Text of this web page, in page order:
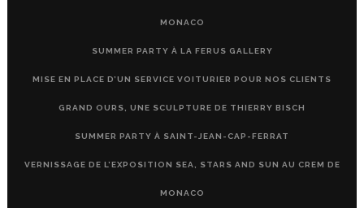
MONACO
SUMMER PARTY À LA FERUS GALLERY
MISE EN PLACE D’UN SERVICE VOITURIER POUR NOS CLIENTS
GRAND OURS, UNE SCULPTURE DE THIERRY BISCH
SUMMER PARTY À SAINT-JEAN-CAP-FERRAT
VERNISSAGE DE L’EXPOSITION SEA, STARS AND SUN AU CREM DE
MONACO